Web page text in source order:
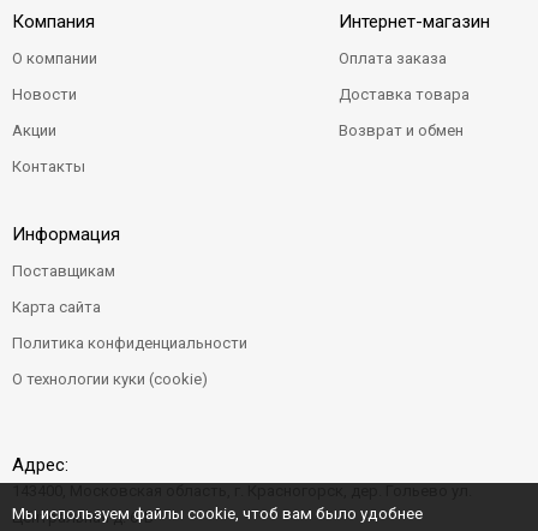
Компания
О компании
Новости
Акции
Контакты
Интернет-магазин
Оплата заказа
Доставка товара
Возврат и обмен
Информация
Поставщикам
Карта сайта
Политика конфиденциальности
О технологии куки (cookie)
Адрес:
Центральная д. 6"Б"
Мы используем файлы cookie, чтоб вам было удобнее